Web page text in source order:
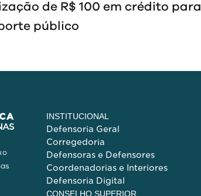
de R$ 100 em crédito para
público
INSTITUCIONAL
Defensoria Geral
Corregedoria
Defensoras e Defensores
Coordenadorias e Interiores
Defensoria Digital
CONSELHO SUPERIOR